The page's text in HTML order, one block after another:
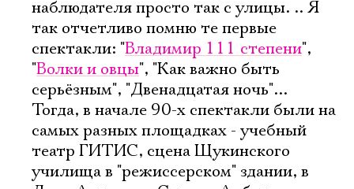
наблюдателя просто так с улицы. .. Я
так отчетливо помню те первые
спектакли: "Владимир 111 степени",
"Волки и овцы", "Как важно быть
серьёзным", "Двенадцатая ночь"...
Тогда, в начале 90-х спектакли были на
самых разных площадках - учебный
театр ГИТИС, сцена Щукинского
училища в "режиссерском" здании, в
Ознакомиться